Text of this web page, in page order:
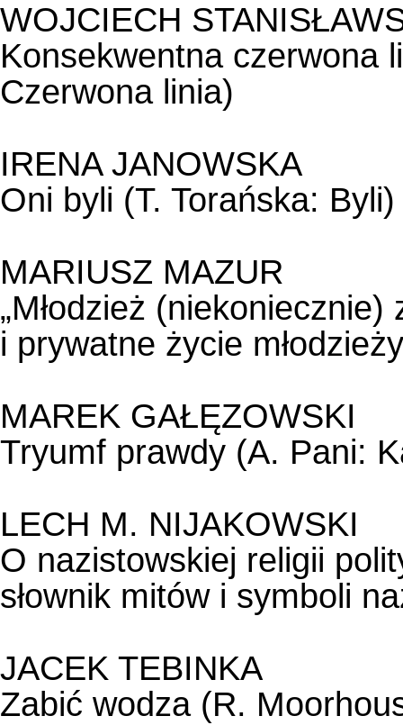
WOJCIECH
Konsekwentna czerwona
Czerwona linia)
IRENA JANOWSKA
Oni byli (T. Torańska: Byli)
MARIUSZ MAZUR
„Młodzież
i prywatne życie
MAREK GAŁĘZOWSKI
Tryumf prawdy (A. Pani:
LECH M. NIJAKOWSKI
O nazistowskiej religii
słownik mitów i symboli
JACEK TEBINKA
Zabić wodza (R.